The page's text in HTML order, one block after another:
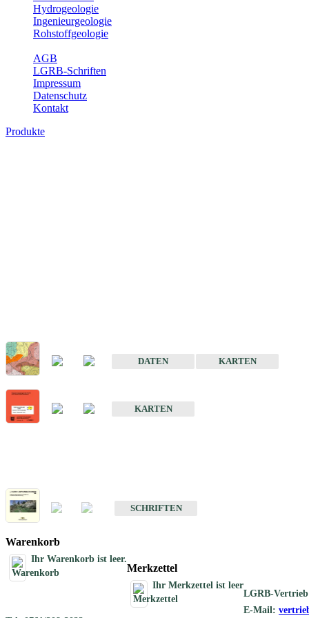
Hydrogeologie
Ingenieurgeologie
Rohstoffgeologie
AGB
LGRB-Schriften
Impressum
Datenschutz
Kontakt
Produkte
DATEN
KARTEN
KARTEN
SCHRIFTEN
Warenkorb
Ihr Warenkorb ist leer.
Merkzettel
Ihr Merkzettel ist leer
LGRB-Vertrieb
E-Mail: